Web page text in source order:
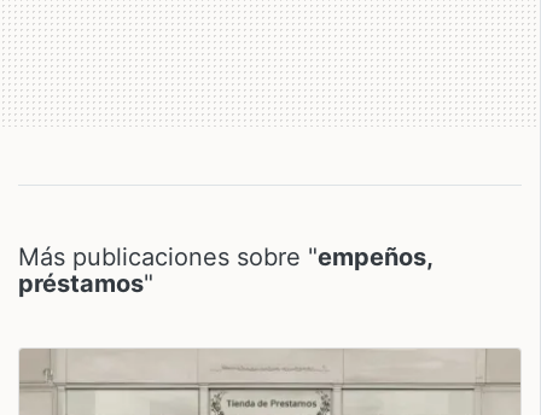
Más publicaciones sobre "empeños,
préstamos"